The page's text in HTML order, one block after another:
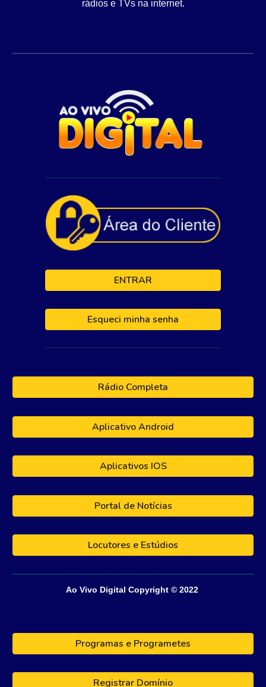
rádios e TVs na internet.
ENTRAR
Esqueci minha senha
Rádio Completa
Aplicativo Android
Aplicativos IOS
Portal de Notícias
Locutores e Estúdios
Ao Vivo Digital Copyright © 2022
Programas e Programetes
Registrar Domínio